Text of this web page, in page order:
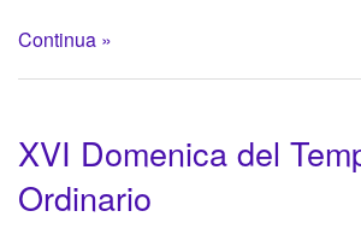
Continua »
XVI Domenica del
Ordinario